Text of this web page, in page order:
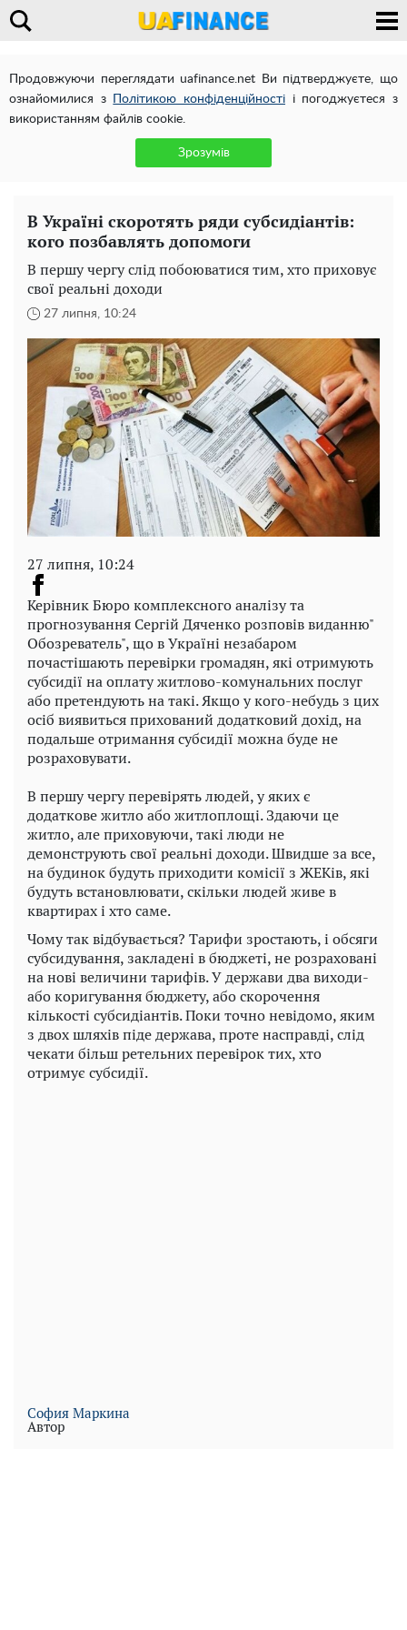
Продовжуючи переглядати uafinance.net Ви підтверджуєте, що
ознайомилися з
Політикою конфіденційності і погоджуєтеся з
використанням файлів cookie.
Зрозумів
В Україні скоротять ряди субсидіантів:
кого позбавлять допомоги
В першу чергу слід побоюватися тим, хто приховує
свої реальні доходи
27 липня, 10:24
27 липня, 10:24
Керівник Бюро комплексного аналізу та
прогнозування Сергій Дяченко розповів виданню"
Обозреватель", що в Україні незабаром
почастішають перевірки громадян, які отримують
субсидії на оплату житлово-комунальних послуг
або претендують на такі. Якщо у кого-небудь з цих
осіб виявиться прихований додатковий дохід, на
подальше отримання субсидії можна буде не
розраховувати.
В першу чергу перевірять людей, у яких є
додаткове житло або житлоплощі. Здаючи це
житло, але приховуючи, такі люди не
демонструють свої реальні доходи. Швидше за все,
на будинок будуть приходити комісії з ЖЕКів, які
будуть встановлювати, скільки людей живе в
квартирах і хто саме.
Чому так відбувається? Тарифи зростають, і обсяги
субсидування, закладені в бюджеті, не розраховані
на нові величини тарифів. У держави два виходи-
або коригування бюджету, або скорочення
кількості субсидіантів. Поки точно невідомо, яким
з двох шляхів піде держава, проте насправді, слід
чекати більш ретельних перевірок тих, хто
отримує субсидії.
София Маркина
Автор